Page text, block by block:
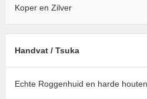
Koper en Zilver
Handvat / Tsuka
Echte Roggenhuid en harde